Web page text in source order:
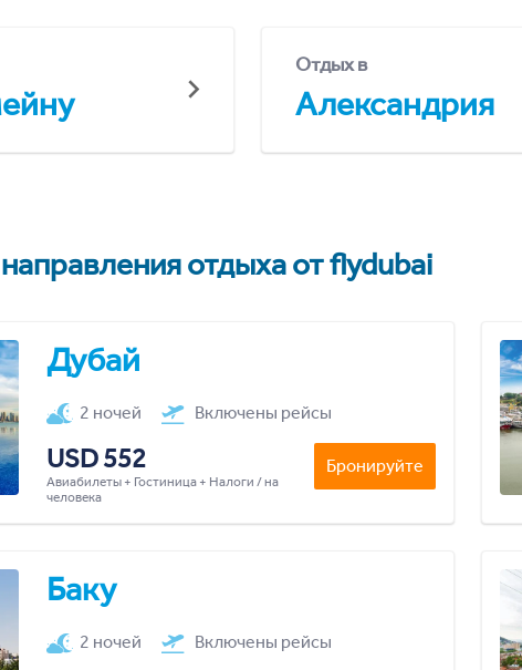
Отдых в
Александрия
отдыха от flydubai
Дубай
2 ночей Включены рейсы
USD 552
Авиабилеты + Гостиница + Налоги / на
человека
Бронируйте
Баку
2 ночей Включены рейсы